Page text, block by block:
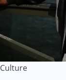
Culture